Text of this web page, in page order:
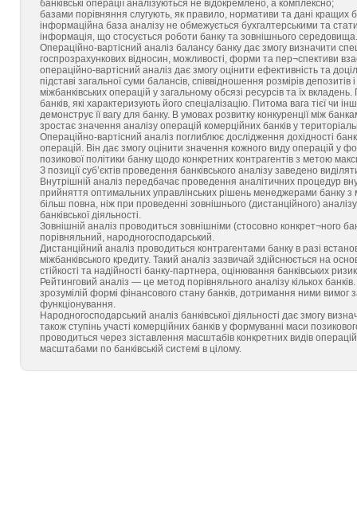
банківські операції аналізуються не відокремлено, а комплексно;
базами порівняння слугують, як правило, нормативи та дані кращих
інформаційна база аналізу не обмежується бухгалтерськими та
інформація, що стосується роботи банку та зовнішнього середовища.
Операційно-вартісний аналіз балансу банку дає змогу визначити
госпрозрахункових відносин, можливості, форми та пер¬спективи
операційно-вартісний аналіз дає змогу оцінити ефективність та
підставі загальної суми балансів, співвідношення розмірів
міжбанківських операцій у загальному обсязі ресурсів та їх
банків, які характеризують його спеціалізацію. Питома вага тієї чи
демонструє її вагу для банку. В умовах розвитку конкуренції між
зростає значення аналізу операцій комерційних банків у
Операційно-вартісний аналіз поглиблює дослідження дохідності
операцій. Він дає змогу оцінити значення кожного виду операцій у
позикової політики банку щодо конкретних контрагентів з метою
З позиції суб’єктів проведення банківського аналізу заведено
Внутрішній аналіз передбачає проведення аналітичних процедур
прийняття оптимальних управлінських рішень менеджерами банку з
більш повна, ніж при проведенні зовнішнього (дистанційного)
банківської діяльності.
Зовнішній аналіз проводиться зовнішніми (стосовно конкрет¬ного
порівняльний, народногосподарський.
Дистанційний аналіз проводиться контрагентами банку в разі
міжбанківського кредиту. Такий аналіз зазвичай здійснюється на
стійкості та надійності банку-партнера, оцінювання банківських
Рейтинговий аналіз — це метод порівняльного аналізу кількох
зрозумілій формі фінансового стану банків, дотримання ними вимог
функціонування.
Народногосподарський аналіз банківської діяльності дає змогу
також ступінь участі комерційних банків у формуванні маси
проводиться через зіставлення масштабів конкретних видів
масштабами по банківській системі в цілому.